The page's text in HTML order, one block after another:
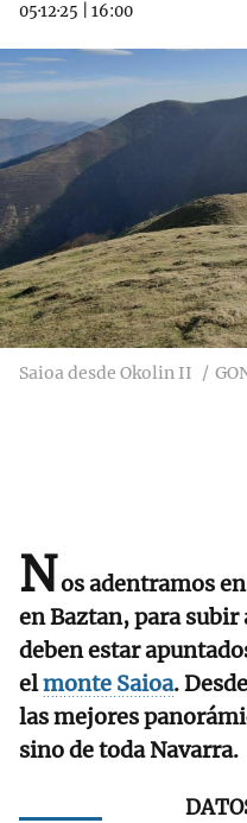
05·12·25 16:00
Saioa desde Okolin II
Nos adentramos
en Baztan, para subir
deben estar
elmonte Saioa.
las mejores
sino de toda Navarra.